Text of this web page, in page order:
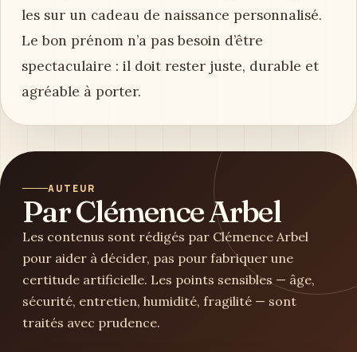
les sur un cadeau de naissance personnalisé.
Le bon prénom n’a pas besoin d’être
spectaculaire : il doit rester juste, durable et
agréable à porter.
AUTEUR
Par Clémence Arbel
Les contenus sont rédigés par Clémence Arbel
pour aider à décider, pas pour fabriquer une
certitude artificielle. Les points sensibles — âge,
sécurité, entretien, humidité, fragilité — sont
traités avec prudence.